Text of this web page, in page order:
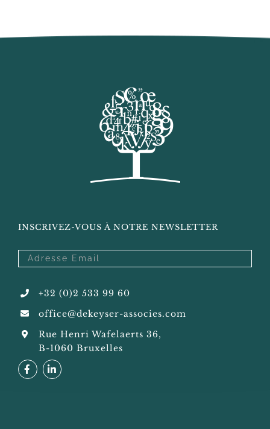
INSCRIVEZ-VOUS À NOTRE NEWSLETTER
+32 (0)2 533 99 60
office@dekeyser-associes.com
Rue Henri Wafelaerts 36,
B-1060 Bruxelles